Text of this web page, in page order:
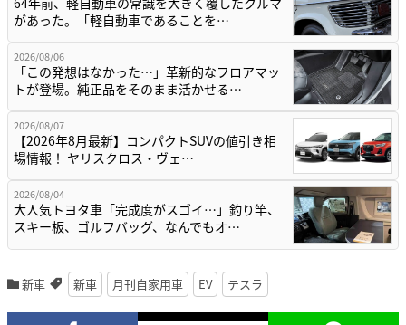
があった。「軽自動車であることを…
2026/08/06
「この発想はなかった…」革新的なフロアマッ
トが登場。純正品をそのまま活かせる…
2026/08/07
【2026年8月最新】コンパクトSUVの値引き相
場情報！ ヤリスクロス・ヴェ…
2026/08/04
大人気トヨタ車「完成度がスゴイ…」釣り竿、
スキー板、ゴルフバッグ、なんでもオ…
新車 新車 月刊自家用車 EV テスラ